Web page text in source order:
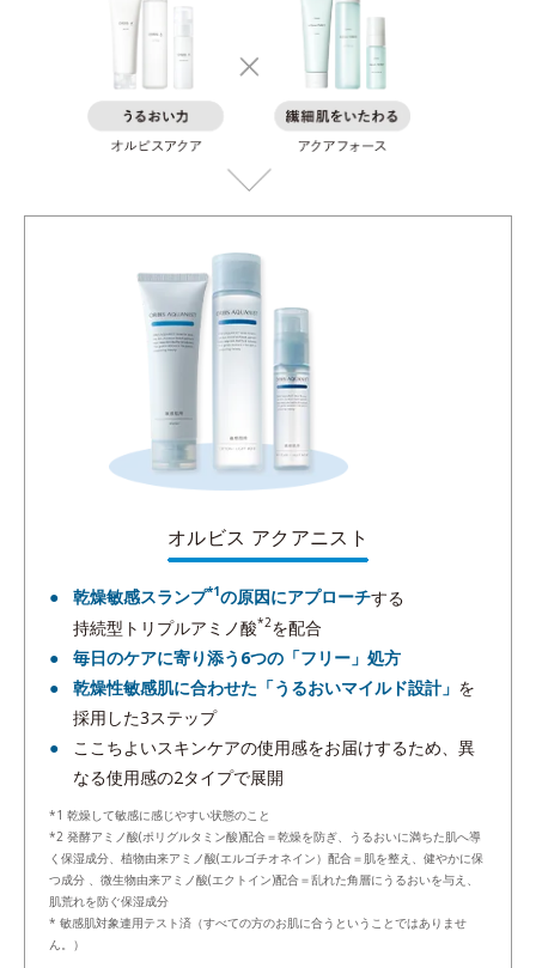
オルビス アクアニスト
乾燥敏感スランプ*1の原因にアプローチする
持続型トリプルアミノ酸*2を配合
毎日のケアに寄り添う6つの「フリー」処方
乾燥性敏感肌に合わせた「うるおいマイルド設計」 を
採用した3ステップ
ここちよいスキンケアの使用感をお届けするため、異
なる使用感の2タイプで展開
*1 乾燥して敏感に感じやすい状態のこと
*2 発酵アミノ酸(ポリグルタミン酸)配合＝乾燥を防ぎ、うるおいに満ちた肌へ導
く保湿成分、植物由来アミノ酸(エルゴチオネイン）配合＝肌を整え、健やかに保
つ成分 、微生物由来アミノ酸(エクトイン)配合＝乱れた角層にうるおいを与え、
肌荒れを防ぐ保湿成分
* 敏感肌対象連用テスト済（すべての方のお肌に合うということではありませ
ん。）